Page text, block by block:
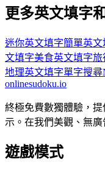
更多英文填字
迷你英文填字簡單英文
文填字美食英文填字旅
地理英文填字單字搜尋
onlinesudoku.io
終極免費數獨體驗，
示。在我們美觀、無
遊戲模式